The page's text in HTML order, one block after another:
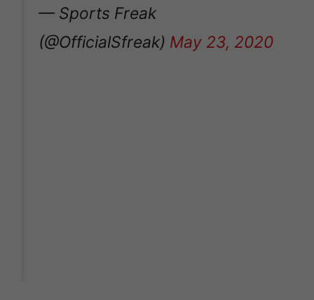
— Sports Freak
(@OfficialSfreak) May 23, 2020